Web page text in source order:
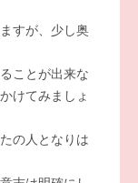
すが、少し奥
ことが出来な
けてみましょ
の人となりは